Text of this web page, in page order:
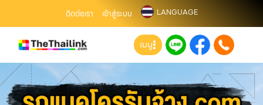
ติดต่อเรา เข้าสู่ระบบ LANGUAGE
เมนู